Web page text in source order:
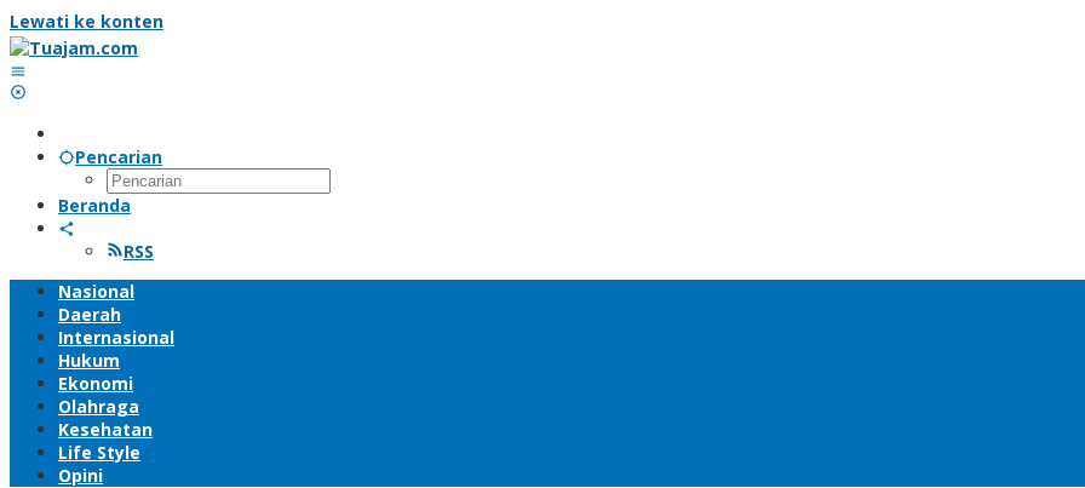
Lewati ke konten
Pencarian
Beranda
RSS
Nasional
Daerah
Internasional
Hukum
Ekonomi
Olahraga
Kesehatan
Life Style
Opini